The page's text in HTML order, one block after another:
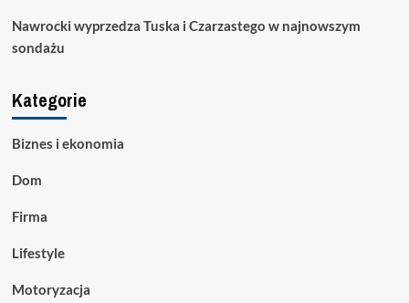
Nawrocki wyprzedza Tuska i Czarzastego w najnowszym
sondażu
Kategorie
Biznes i ekonomia
Dom
Firma
Lifestyle
Motoryzacja